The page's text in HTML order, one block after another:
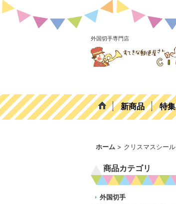
外国切手専門店
新商品 特集
ホーム > クリスマスシール
商品カテゴリ
外国切手